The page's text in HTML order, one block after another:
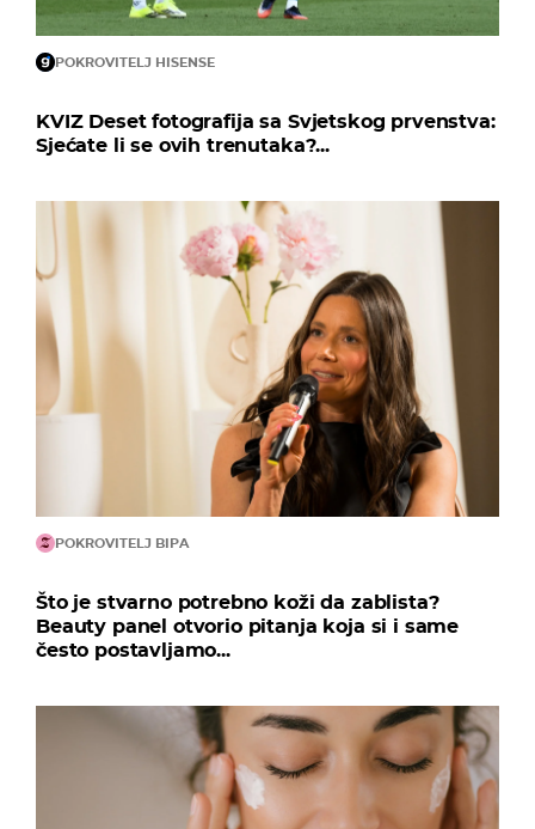
POKROVITELJ HISENSE
KVIZ Deset fotografija sa Svjetskog prvenstva:
Sjećate li se ovih trenutaka?...
POKROVITELJ BIPA
Što je stvarno potrebno koži da zablista?
Beauty panel otvorio pitanja koja si i same
često postavljamo...